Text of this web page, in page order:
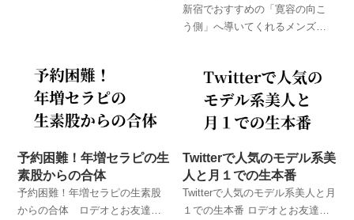
談！
メンズエステ店
新宿でおすすめの「寛容の向こ
う側」へ導いてくれるメンズエ
体験したメンズエステでのハプ
ニング体験談！
予約困難！年増セラピの生
素股からの合体
予約困難！年増セラピの生素股
からの合体 ロデオとお友達が
Twitterで人気のモデル系美
人と月１での生本番
Twitterで人気のモデル系美人と月
１での生本番 ロデオとお友達が